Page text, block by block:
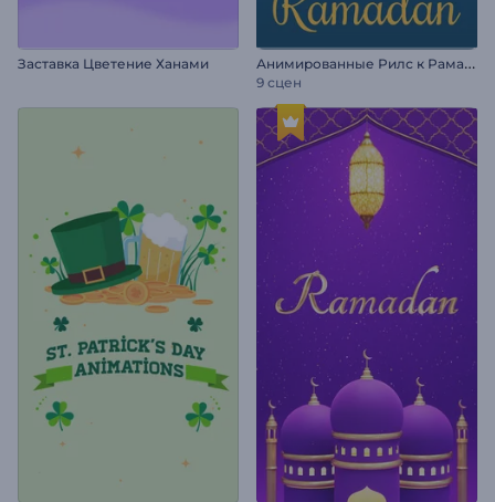
Заставка Цветение Ханами А
нимированные Рилс к Рамадану
9 сцен